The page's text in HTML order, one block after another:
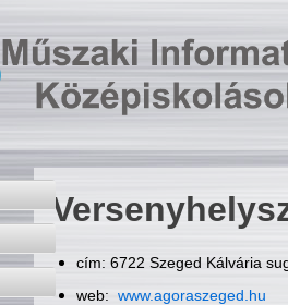
cím: 6722 Szeged Kálvária
web: www.agoraszeged.hu